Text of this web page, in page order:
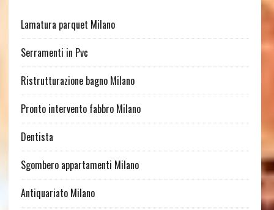
Lamatura parquet Milano
Serramenti in Pvc
Ristrutturazione bagno Milano
Pronto intervento fabbro Milano
Dentista
Sgombero appartamenti Milano
Antiquariato Milano